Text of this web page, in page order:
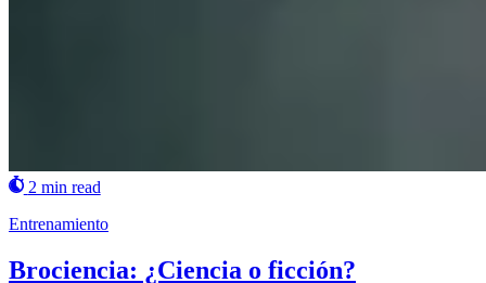
2 min read
Entrenamiento
Brociencia: ¿Ciencia o ficción?